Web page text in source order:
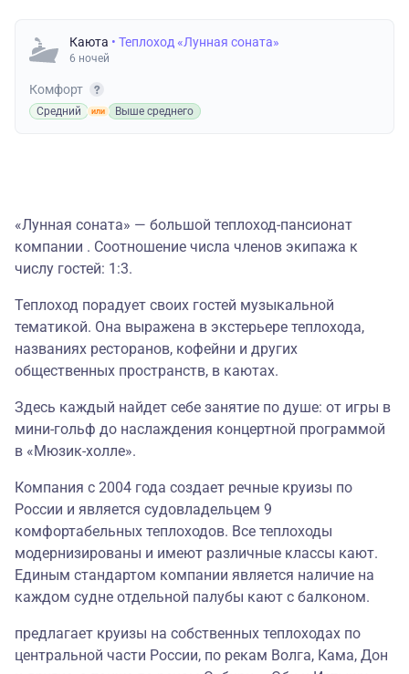
Каюта • Теплоход «Лунная соната»
6 ночей
Комфорт
Средний Выше среднего
«Лунная соната» — большой теплоход-пансионат
компании . Соотношение числа членов экипажа к
числу гостей: 1:3.
Теплоход порадует своих гостей музыкальной
тематикой. Она выражена в экстерьере теплохода,
названиях ресторанов, кофейни и других
общественных пространств, в каютах.
Здесь каждый найдет себе занятие по душе: от игры в
мини-гольф до наслаждения концертной программой
в «Мюзик-холле».
Компания с 2004 года создает речные круизы по
России и является судовладельцем 9
комфортабельных теплоходов. Все теплоходы
модернизированы и имеют различные классы кают.
Единым стандартом компании является наличие на
каждом судне отдельной палубы кают с балконом.
предлагает круизы на собственных теплоходах по
центральной части России, по рекам Волга, Кама, Дон